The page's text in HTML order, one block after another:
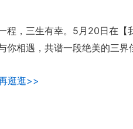
程，三生有幸。5月20日在【
你相遇，共谱一段绝美的三界
逛逛>>